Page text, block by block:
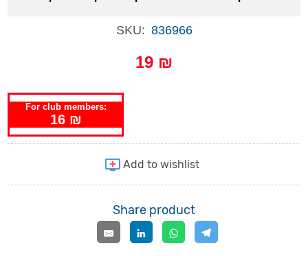
SKU: 836966
19 ₪
For club members:
16 ₪
Share product